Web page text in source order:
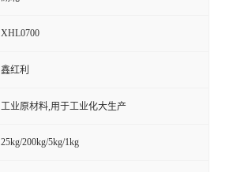
XHL0700
鑫红利
工业原材料,用于工业化大生产
25kg/200kg/5kg/1kg